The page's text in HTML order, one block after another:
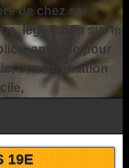
de chez soi,
législation sur le
amende pour
consommation
19E